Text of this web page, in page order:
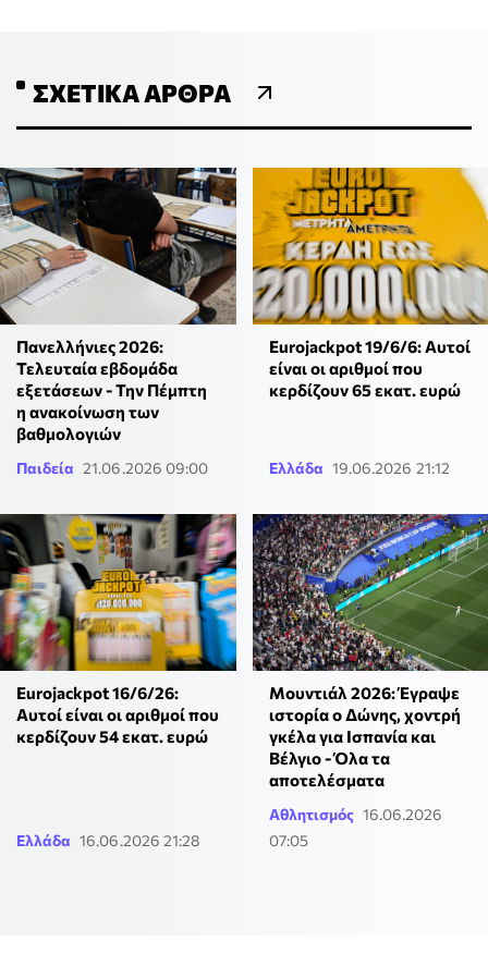
ΣΧΕΤΙΚΆ ΆΡΘΡΑ
Πανελλήνιες 2026:
Τελευταία εβδομάδα
εξετάσεων - Την Πέμπτη
η ανακοίνωση των
βαθμολογιών
Παιδεία 21.06.2026 09:00
Eurojackpot 19/6/6: Αυτοί
είναι οι αριθμοί που
κερδίζουν 65 εκατ. ευρώ
Ελλάδα 19.06.2026 21:12
Eurojackpot 16/6/26:
Αυτοί είναι οι αριθμοί που
κερδίζουν 54 εκατ. ευρώ
Ελλάδα 16.06.2026 21:28
Μουντιάλ 2026: Έγραψε
ιστορία ο Δώνης, χοντρή
γκέλα για Ισπανία και
Βέλγιο - Όλα τα
αποτελέσματα
Αθλητισμός 16.06.2026
07:05